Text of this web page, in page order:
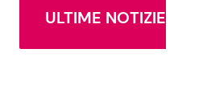
ULTIME NOTIZIE